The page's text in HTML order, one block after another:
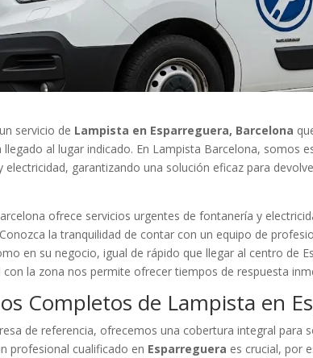
servicio de Lampista en Esparreguera, Barcelona
llegado al lugar indicado. En Lampista Barcelona, somos
electricidad, garantizando una solución eficaz para
ofrece servicios urgentes de fontanería y
la tranquilidad de contar con un equipo de
en su negocio, igual de rápido que llegar al centro de
con la zona nos permite ofrecer tiempos de respuesta
Completos de Lampista en
de referencia, ofrecemos una cobertura integral para
profesional cualificado en Esparreguera es crucial, por